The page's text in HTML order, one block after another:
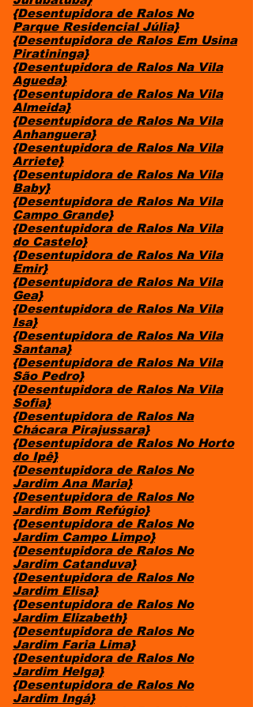
{Desentupidora de Ralos No
Parque Residencial Júlia}
{Desentupidora de Ralos Em Usina
Piratininga}
{Desentupidora de Ralos Na Vila
Agueda}
{Desentupidora de Ralos Na Vila
Almeida}
{Desentupidora de Ralos Na Vila
Anhanguera}
{Desentupidora de Ralos Na Vila
Arriete}
{Desentupidora de Ralos Na Vila
Baby}
{Desentupidora de Ralos Na Vila
Campo Grande}
{Desentupidora de Ralos Na Vila
do Castelo}
{Desentupidora de Ralos Na Vila
Emir}
{Desentupidora de Ralos Na Vila
Gea}
{Desentupidora de Ralos Na Vila
Isa}
{Desentupidora de Ralos Na Vila
Santana}
{Desentupidora de Ralos Na Vila
São Pedro}
{Desentupidora de Ralos Na Vila
Sofia}
{Desentupidora de Ralos Na
Chácara Pirajussara}
{Desentupidora de Ralos No Horto
do Ipê}
{Desentupidora de Ralos No
Jardim Ana Maria}
{Desentupidora de Ralos No
Jardim Bom Refúgio}
{Desentupidora de Ralos No
Jardim Campo Limpo}
{Desentupidora de Ralos No
Jardim Catanduva}
{Desentupidora de Ralos No
Jardim Elisa}
{Desentupidora de Ralos No
Jardim Elizabeth}
{Desentupidora de Ralos No
Jardim Faria Lima}
{Desentupidora de Ralos No
Jardim Helga}
{Desentupidora de Ralos No
Jardim Ingá}